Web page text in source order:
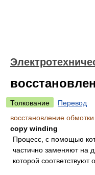
Толкование
Перевод
восстановление обмотки
copy winding
Процесс, с помощью
частично заменяют на
которой соответствуют